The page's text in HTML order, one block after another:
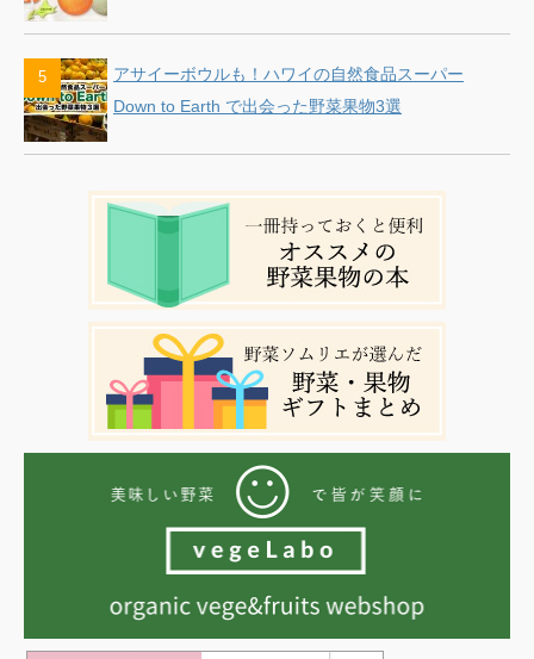
アサイーボウルも！ハワイの自然食品スーパー
Down to Earth で出会った野菜果物3選